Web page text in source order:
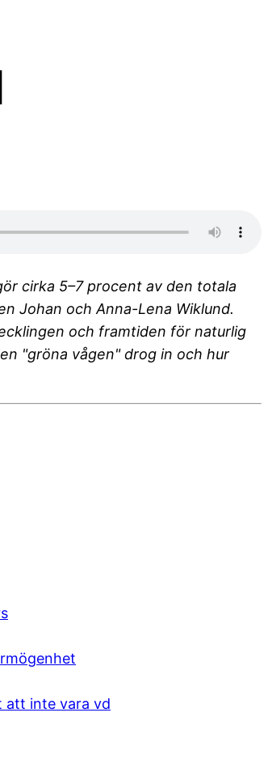
cirka 5–7 procent av den totala
Johan och Anna-Lena Wiklund.
och framtiden för naturlig
"gröna vågen" drog in och hur